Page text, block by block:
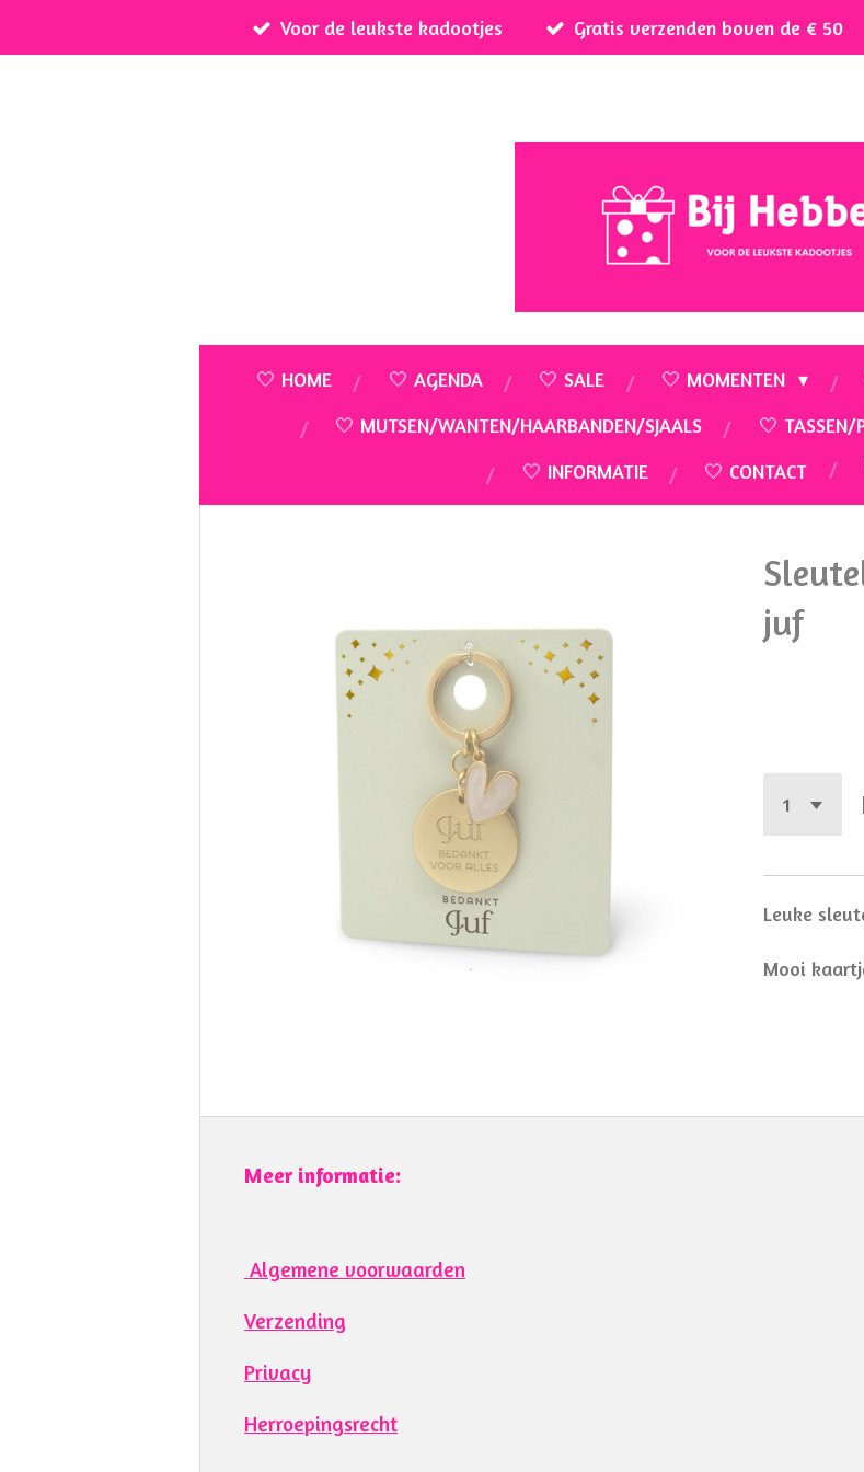
Voor de leukste kadootjes Gratis verzenden boven de € 50
🤍 HOME 🤍 AGENDA 🤍 SALE 🤍 MOMENTEN
🤍 MUTSEN/WANTEN/HAARBANDEN/SJAALS
🤍 TASSEN/
🤍 INFORMATIE
🤍 CONTACT
juf
Leuke
Mooi
Meer informatie:
Algemene voorwaarden
Verzending
Privacy
Herroepingsrecht